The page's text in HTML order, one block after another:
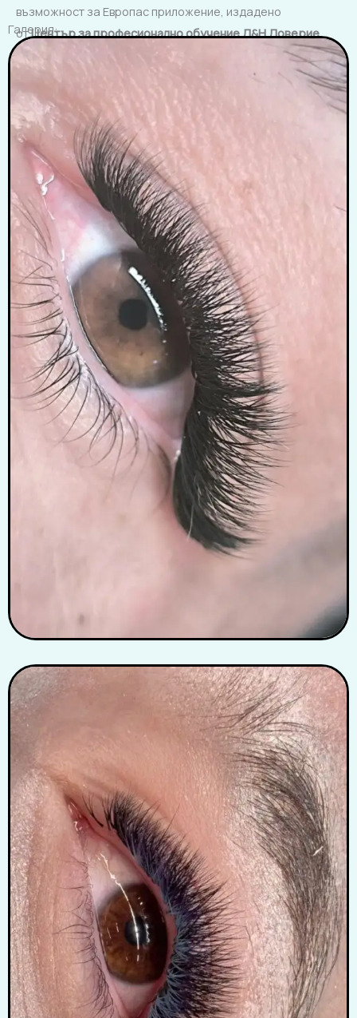
възможност за Европас приложение, издадено
отЦентър за професионално обучение Д&НДоверие
Галерия: